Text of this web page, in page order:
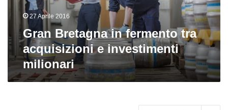
investimenti
milionari27 Aprile 2016
Gran Bretagna in fermento tra
acquisizioni e investimenti
milionari